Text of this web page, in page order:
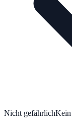
Nicht gefährlich